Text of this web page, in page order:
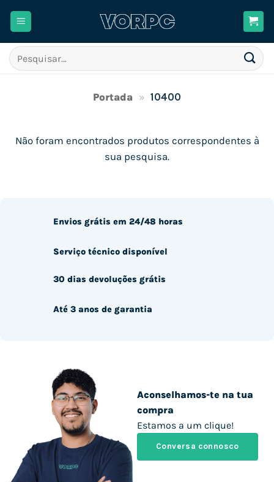
Pesquisar
por:
Portada » 10400
Não foram encontrados produtos correspondentes à
sua pesquisa.
Aconselhamos-te na tua
compra
Estamos a um clique!
Conversa connosco
Envios grátis em 24/48 horas
Serviço técnico disponível
30 dias devoluções grátis
Até 3 anos de garantia